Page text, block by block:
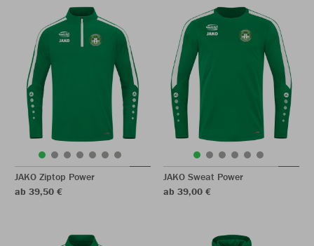
JAKO Ziptop Power
ab 39,50 €
JAKO Sweat Power
ab 39,00 €